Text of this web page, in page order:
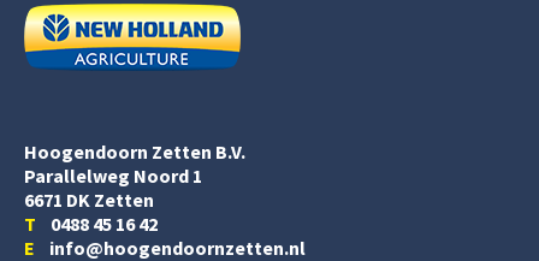
Hoogendoorn Zetten B.V.
Parallelweg Noord 1
6671 DK Zetten
T 0488 45 16 42
E info@hoogendoornzetten.nl